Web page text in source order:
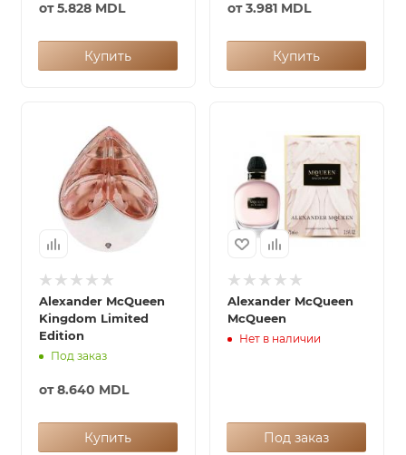
от5.828 MDL
Купить
от3.981 MDL
Купить
Alexander McQueen
Kingdom Limited
Edition
Под заказ
от8.640 MDL
Купить
Alexander McQueen
McQueen
Нет в наличии
Под заказ